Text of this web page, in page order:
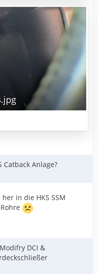
Catback Anlage?
in die HKS SSM
DCI &